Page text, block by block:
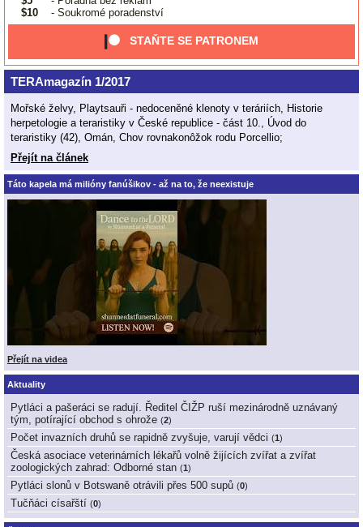
$10
- Soukromé poradenství
STAŇTE SE PATRONEM
TERAmagazín 1/2017
Mořské želvy, Playtsauři - nedoceněné klenoty v teráriích, Historie
herpetologie a teraristiky v České republice - část 10., Úvod do
teraristiky (42), Omán, Chov rovnakonôžok rodu Porcellio;
Přejít na článek
Táto kapela má milióny fanúšikov - až na to, že neexistuje
Přejít na videa
Aktuality
Pytláci a pašeráci se radují. Ředitel ČIŽP ruší mezinárodně uznávaný
tým, potírající obchod s ohrože (2)
Počet invazních druhů se rapidně zvyšuje, varují vědci (1 )
Česká asociace veterinárních lékařů volně žijících zvířat a zvířat
zoologických zahrad: Odborné stan (1 )
Pytláci slonů v Botswaně otrávili přes 500 supů (0)
Tučňáci císařští (0)